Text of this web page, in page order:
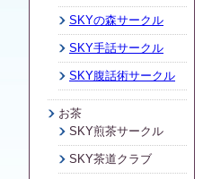
SKYの森サークル
SKY手話サークル
SKY腹話術サークル
お茶
SKY煎茶サークル
SKY茶道クラブ